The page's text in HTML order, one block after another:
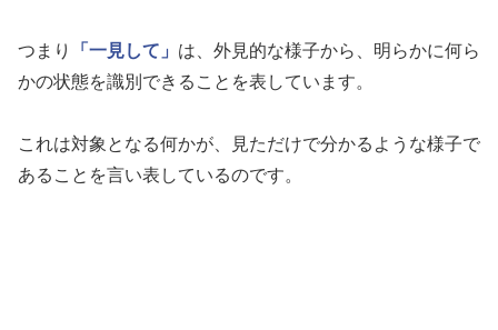
つまり 「一見して」 は、外見的な様子から、明らかに何ら
かの状態を識別できることを表しています。
これは対象となる何かが、見ただけで分かるような様子で
あることを言い表しているのです。